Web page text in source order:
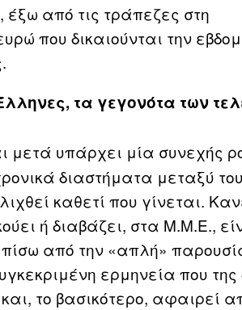
έξω από τις τράπεζες στη
που δικαιούνται την
τα γεγονότα των
μετά υπάρχει μία συνεχής
διαστήματα μεταξύ
καθετί που γίνεται.
ή διαβάζει, στα Μ.Μ.Ε.,
από την «απλή»
ερμηνεία που της
το βασικότερο, αφαιρεί